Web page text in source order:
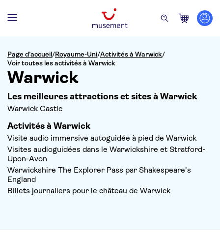
Page d’accueil/Royaume-Uni/Activités à Warwick/
Voir toutes les activités à Warwick
Warwick
Les meilleures attractions et sites à Warwick
Warwick Castle
Activités à Warwick
Visite audio immersive autoguidée à pied de Warwick
Visites audioguidées dans le Warwickshire et Stratford-
Upon-Avon
Warwickshire The Explorer Pass par Shakespeare's
England
Billets journaliers pour le château de Warwick